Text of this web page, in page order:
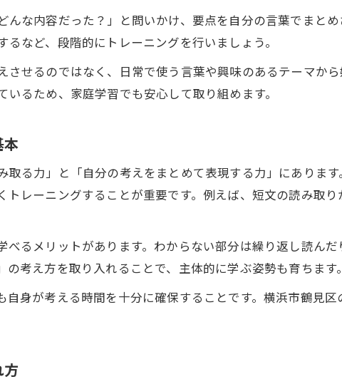
家庭で国語読解力を伸ばす声かけの工夫
国語読解力アップで学習意欲を高める方法
親子で進める読解力強化の家庭実践術
んな内容だった？」と問いかけ、要点を自分の言葉でまと
など、段階的にトレーニングを行いましょう。
させるのではなく、日常で使う言葉や興味のあるテーマか
るため、家庭学習でも安心して取り組めます。
本
取る力」と「自分の考えをまとめて表現する力」にありま
レーニングすることが重要です。例えば、短文の読み取
べるメリットがあります。わからない部分は繰り返し読ん
考え方を取り入れることで、主体的に学ぶ姿勢も育ちます。
自身が考える時間を十分に確保することです。横浜市鶴見